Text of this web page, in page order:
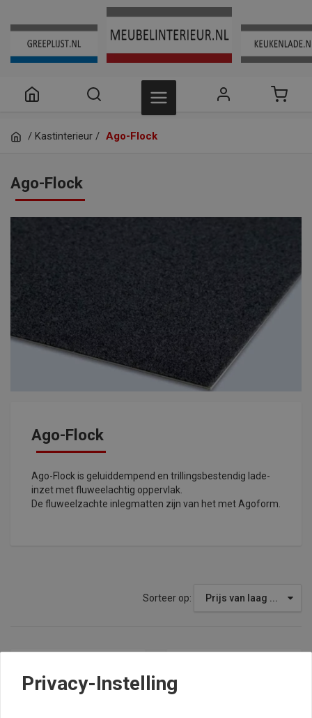
/ Kastinterieur / Ago-Flock
Ago-Flock
Ago-Flock
Ago-Flock is geluiddempend en trillingsbestendig lade-
inzet met fluweelachtig oppervlak.
De fluweelzachte inlegmatten zijn van het met Agoform.
Sorteer op: Prijs van laag ...
Privacy-Instelling